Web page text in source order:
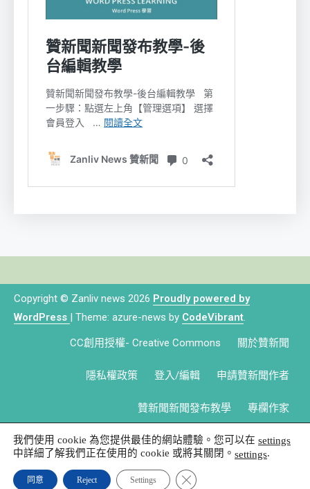
Copyright © Zanliv news 2026 Proudly powered by
WordPress | Theme: azure-news by CodeVibrant.
CC創用授權- Creative Commons 關於贊新聞
隱私權政策 登入/編輯 申請贊新聞作者
贊新聞新聞發布教學 專欄作家
我們使用 cookie 為您提供最佳的網站體驗。您可以在 settings
中詳細了解我們正在使用的 cookie 或將其關閉。 settings.
同意 Reject Settings Close GDPR Cookie Banner